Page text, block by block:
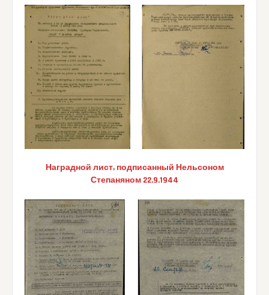
Наградной лист, подписанный Нельсоном
Степаняном 22.9.1944